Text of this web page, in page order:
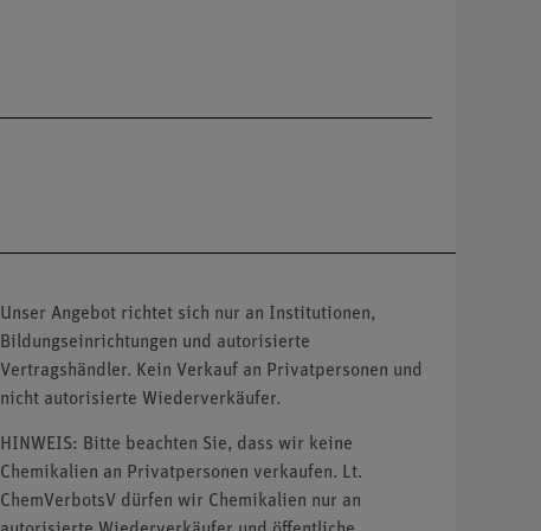
Unser Angebot richtet sich nur an Institutionen,
Bildungseinrichtungen und autorisierte
Vertragshändler. Kein Verkauf an Privatpersonen und
nicht autorisierte Wiederverkäufer.
HINWEIS: Bitte beachten Sie, dass wir keine
Chemikalien an Privatpersonen verkaufen. Lt.
ChemVerbotsV dürfen wir Chemikalien nur an